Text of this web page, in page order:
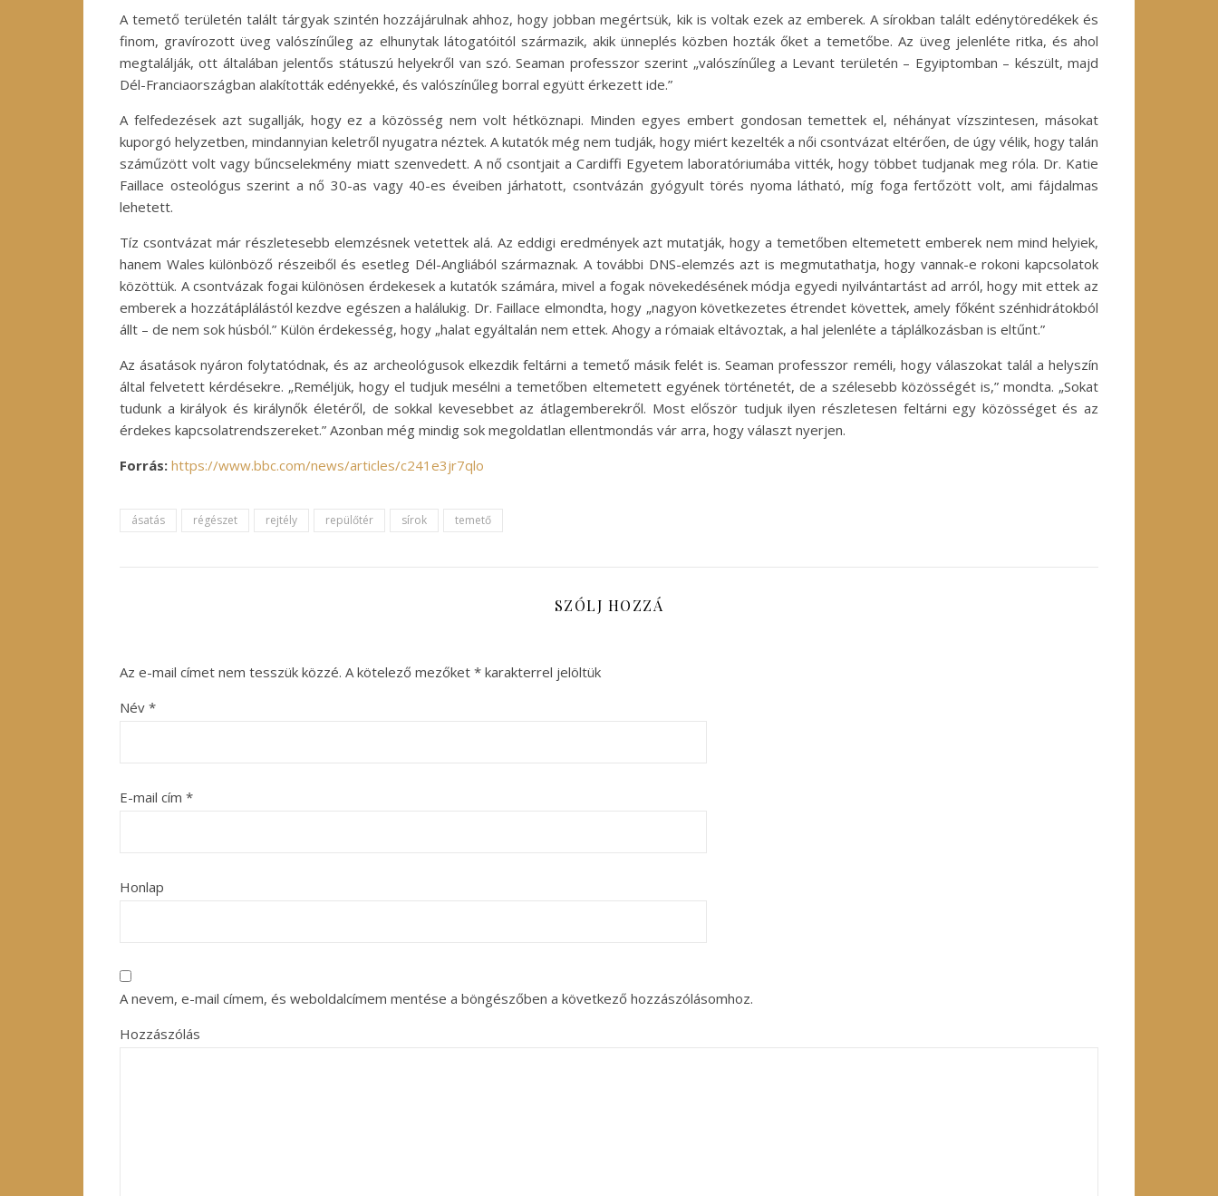
A temető területén talált tárgyak szintén hozzájárulnak ahhoz, hogy jobban megértsük, kik is voltak ezek az emberek. A sírokban talált edénytöredékek és
finom, gravírozott üveg valószínűleg az elhunytak látogatóitól származik, akik ünneplés közben hozták őket a temetőbe. Az üveg jelenléte ritka, és ahol
megtalálják, ott általában jelentős státuszú helyekről van szó. Seaman professzor szerint „valószínűleg a Levant területén – Egyiptomban – készült, majd
Dél-Franciaországban alakították edényekké, és valószínűleg borral együtt érkezett ide.”
A felfedezések azt sugallják, hogy ez a közösség nem volt hétköznapi. Minden egyes embert gondosan temettek el, néhányat vízszintesen, másokat
kuporgó helyzetben, mindannyian keletről nyugatra néztek. A kutatók még nem tudják, hogy miért kezelték a női csontvázat eltérően, de úgy vélik, hogy talán
száműzött volt vagy bűncselekmény miatt szenvedett. A nő csontjait a Cardiffi Egyetem laboratóriumába vitték, hogy többet tudjanak meg róla. Dr. Katie
Faillace osteológus szerint a nő 30-as vagy 40-es éveiben járhatott, csontvázán gyógyult törés nyoma látható, míg foga fertőzött volt, ami fájdalmas
lehetett.
Tíz csontvázat már részletesebb elemzésnek vetettek alá. Az eddigi eredmények azt mutatják, hogy a temetőben eltemetett emberek nem mind helyiek,
hanem Wales különböző részeiből és esetleg Dél-Angliából származnak. A további DNS-elemzés azt is megmutathatja, hogy vannak-e rokoni kapcsolatok
közöttük. A csontvázak fogai különösen érdekesek a kutatók számára, mivel a fogak növekedésének módja egyedi nyilvántartást ad arról, hogy mit ettek az
emberek a hozzátáplálástól kezdve egészen a halálukig. Dr. Faillace elmondta, hogy „nagyon következetes étrendet követtek, amely főként szénhidrátokból
állt – de nem sok húsból.” Külön érdekesség, hogy „halat egyáltalán nem ettek. Ahogy a rómaiak eltávoztak, a hal jelenléte a táplálkozásban is eltűnt.”
Az ásatások nyáron folytatódnak, és az archeológusok elkezdik feltárni a temető másik felét is. Seaman professzor reméli, hogy válaszokat talál a helyszín
által felvetett kérdésekre. „Reméljük, hogy el tudjuk mesélni a temetőben eltemetett egyének történetét, de a szélesebb közösségét is,” mondta. „Sokat
tudunk a királyok és királynők életéről, de sokkal kevesebbet az átlagemberekről. Most először tudjuk ilyen részletesen feltárni egy közösséget és az
érdekes kapcsolatrendszereket.” Azonban még mindig sok megoldatlan ellentmondás vár arra, hogy választ nyerjen.
Forrás: https://www.bbc.com/news/articles/c241e3jr7qlo
ásatás régészet rejtély repülőtér sírok temető
SZÓLJ HOZZÁ
Az e-mail címet nem tesszük közzé. A kötelező mezőket * karakterrel jelöltük
Név *
E-mail cím *
Honlap
A nevem, e-mail címem, és weboldalcímem mentése a böngészőben a következő hozzászólásomhoz.
Hozzászólás